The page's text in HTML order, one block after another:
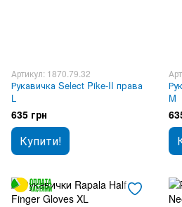
Артикул: 1870.79.32
Рукавичка Select Pike-II права
L
635 грн
Купити!
M